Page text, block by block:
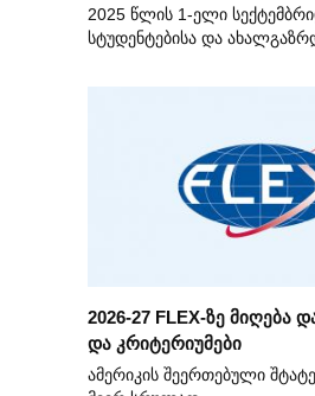
2025 წლის 1-ელი
სტუდენტებისა და
2026-27 FLEX-ზე მიღება
და კრიტერიუმები
ამერიკის შეერთებული